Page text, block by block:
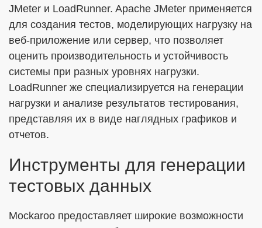
JMeter и LoadRunner. Apache JMeter применяется
для создания тестов, моделирующих нагрузку на
веб-приложение или сервер, что позволяет
оценить производительность и устойчивость
системы при разных уровнях нагрузки.
LoadRunner же специализируется на генерации
нагрузки и анализе результатов тестирования,
представляя их в виде наглядных графиков и
отчетов.
Инструменты для генерации
тестовых данных
Mockaroo предоставляет широкие возможности